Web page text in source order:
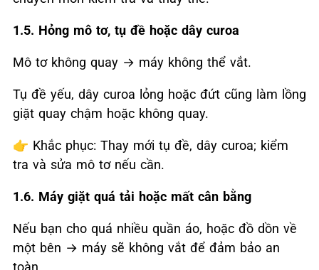
1.5. Hỏng mô tơ, tụ đề hoặc dây curoa
Mô tơ không quay → máy không thể vắt.
Tụ đề yếu, dây curoa lỏng hoặc đứt cũng làm lồng
giặt quay chậm hoặc không quay.
👉 Khắc phục: Thay mới tụ đề, dây curoa; kiểm
tra và sửa mô tơ nếu cần.
1.6. Máy giặt quá tải hoặc mất cân bằng
Nếu bạn cho quá nhiều quần áo, hoặc đồ dồn về
một bên → máy sẽ không vắt để đảm bảo an
toàn.